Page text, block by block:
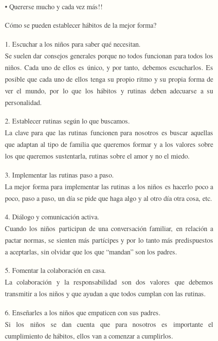
• Quererse mucho y cada vez más!!
Cómo se pueden establecer hábitos de la mejor forma?
1. Escuchar a los niños para saber qué necesitan.
Se suelen dar consejos generales porque no todos funcionan para todos los
niños. Cada uno de ellos es único, y por tanto, debemos escucharlos. Es
posible que cada uno de ellos tenga su propio ritmo y su propia forma de
ver el mundo, por lo que los hábitos y rutinas deben adecuarse a su
personalidad.
2. Establecer rutinas según lo que buscamos.
La clave para que las rutinas funcionen para nosotros es buscar aquellas
que adaptan al tipo de familia que queremos formar y a los valores sobre
los que queremos sustentarla, rutinas sobre el amor y no el miedo.
3. Implementar las rutinas paso a paso.
La mejor forma para implementar las rutinas a los niños es hacerlo poco a
poco, paso a paso, un día se pide que haga algo y al otro día otra cosa, etc.
4. Diálogo y comunicación activa.
Cuando los niños participan de una conversación familiar, en relación a
pactar normas, se sienten más partícipes y por lo tanto más predispuestos
a aceptarlas, sin olvidar que los que “mandan” son los padres.
5. Fomentar la colaboración en casa.
La colaboración y la responsabilidad son dos valores que debemos
transmitir a los niños y que ayudan a que todos cumplan con las rutinas.
6. Enseñarles a los niños que empaticen con sus padres.
Si los niños se dan cuenta que para nosotros es importante el
cumplimiento de hábitos, ellos van a comenzar a cumplirlos.